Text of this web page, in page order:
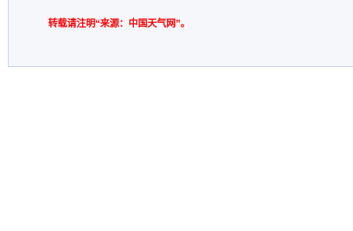
转载请注明“来源：中国天气网”。